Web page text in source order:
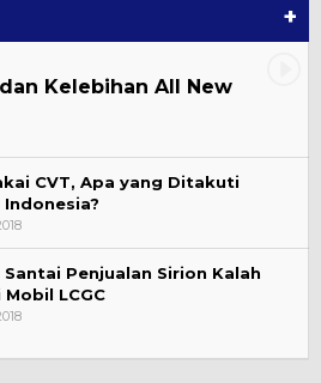
+
Kelebihan All New
CVT, Apa yang Ditakuti
Penjualan Sirion Kalah
LCGC